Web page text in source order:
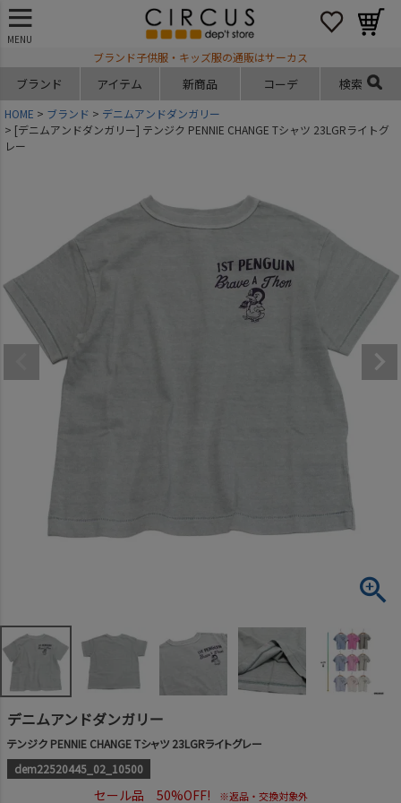
MENU
ブランド子供服・キッズ服の通販はサーカス
ブランド アイテム 新商品 コーデ 検索
HOME ブランド
デニムアンドダンガリー
[デニムアンドダンガリー] テンジク PENNIE CHANGE Tシャツ 23LGRライトグ
レー
デニムアンドダンガリー
テンジク PENNIE CHANGE Tシャツ 23LGRライトグレー
dem22520445_02_10500
セール品 50%OFF! ※返品・交換対象外